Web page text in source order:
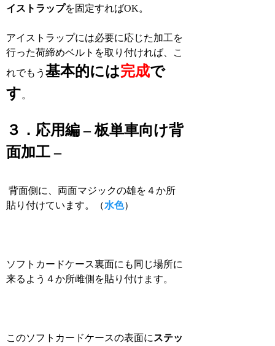
イストラップを固定すればOK。
アイストラップには必要に応じた加工を
行った荷締めベルトを取り付ければ、こ
れでもう基本的には完成で
す。
３．応用編 – 板単車向け背
面加工 –
背面側に、両面マジックの雄を４か所
貼り付けています。（水色）
ソフトカードケース裏面にも同じ場所に
来るよう４か所雌側を貼り付けます。
このソフトカードケースの表面に ステッ